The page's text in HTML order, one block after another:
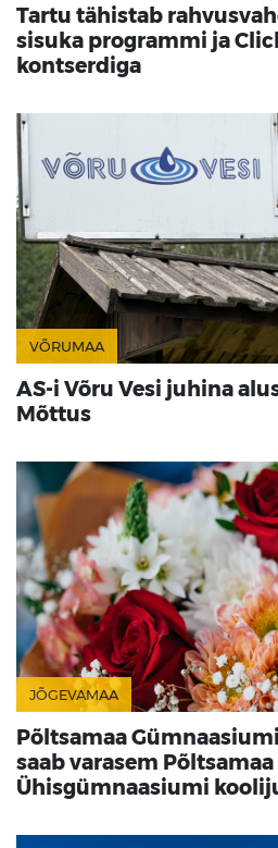
Tartu tähistab
sisuka programmi ja
kontserdiga
VÕRUMAA
AS-i Võru Vesi juhina
Mõttus
JÕGEVAMAA
Põltsamaa
saab varasem Põltsamaa
Ühisgümnaasiumi